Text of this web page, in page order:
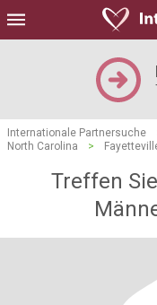
Internationale Partnersuche
North Carolina
>
Treffen